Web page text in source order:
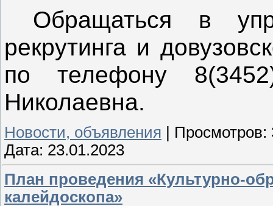
Обращаться в
рекрутинга и
по телефону
Николаевна.
Новости, объявления Просмотров:
Дата: 23.01.2023
План проведения «Культурно-
калейдоскопа»